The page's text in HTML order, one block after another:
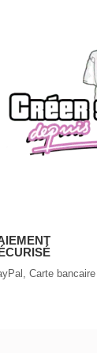
Carte bancaire